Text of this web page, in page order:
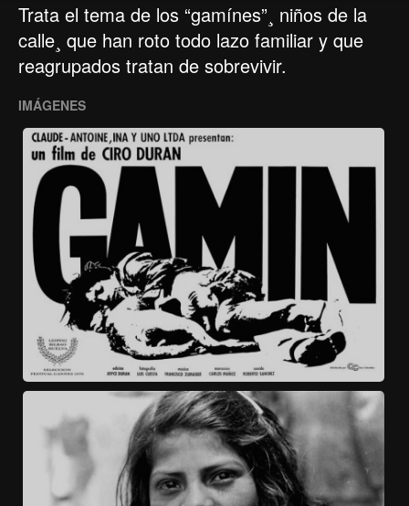
Trata el tema de los “gamínes”¸ niños de la
calle¸ que han roto todo lazo familiar y que
reagrupados tratan de sobrevivir.
IMÁGENES